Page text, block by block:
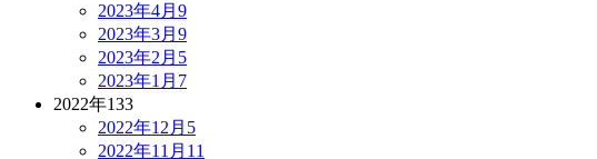
2023年4月 9
2023年3月 9
2023年2月 5
2023年1月 7
2022年133
2022年12月 5
2022年11月 11